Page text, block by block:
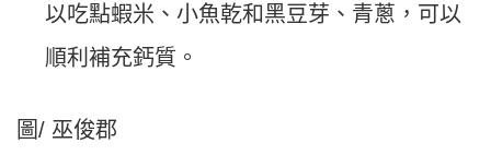
以吃點蝦米、小魚乾和黑豆芽、青蔥，可以
順利補充鈣質。
圖/ 巫俊郡